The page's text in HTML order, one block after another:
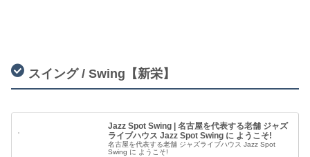
スイング / Swing【新栄】
Jazz Spot Swing | 名古屋を代表する老舗 ジャズ
ライブハウス Jazz Spot Swing に ようこそ!
名古屋を代表する老舗 ジャズライブハウス Jazz Spot
Swing に ようこそ!